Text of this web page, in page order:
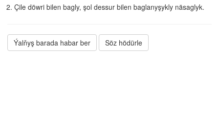
Çile döwri bilen bagly, şol dessur bilen baglanyşykly näsaglyk.
Ýalňyş barada habar ber Söz hödürle